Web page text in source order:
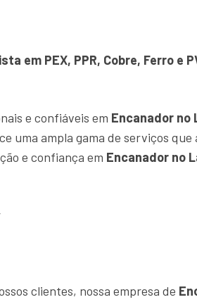
em PEX, PPR, Cobre, Ferro e
e confiáveis em Encanador no
uma ampla gama de serviços
e confiança em Encanador no
clientes, nossa empresa de